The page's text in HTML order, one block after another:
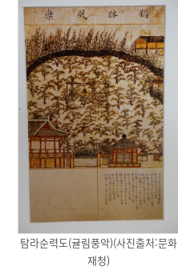
탐라순력도(귤림풍악)(사진출처:문화
재청)